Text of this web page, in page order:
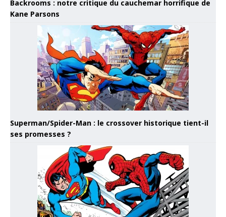
Backrooms : notre critique du cauchemar horrifique de
Kane Parsons
Superman/Spider-Man : le crossover historique tient-il
ses promesses ?